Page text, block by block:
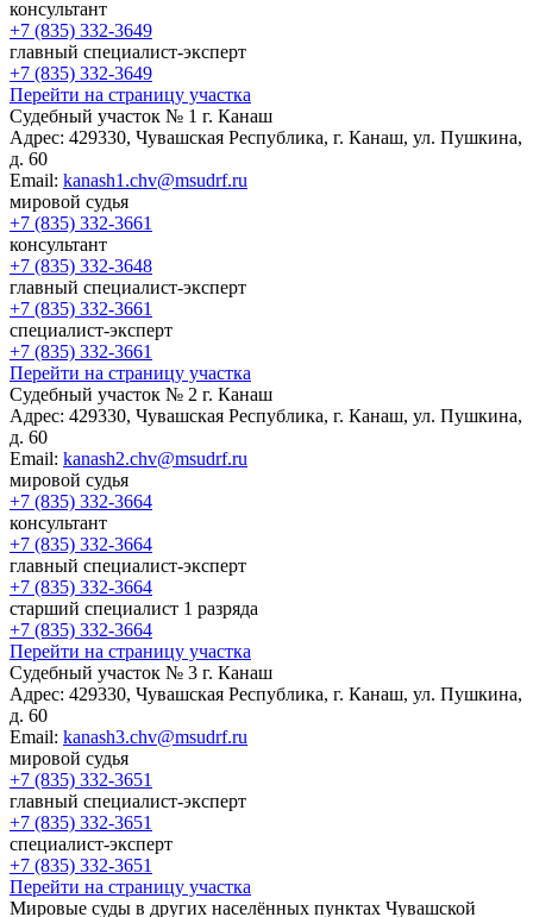
консультант
+7 (835) 332-3649
главный специалист-эксперт
+7 (835) 332-3649
Перейти на страницу участка
Судебный участок № 1 г. Канаш
Адрес: 429330, Чувашская Республика, г. Канаш, ул. Пушкина,
д. 60
Email: kanash1.chv@msudrf.ru
мировой судья
+7 (835) 332-3661
консультант
+7 (835) 332-3648
главный специалист-эксперт
+7 (835) 332-3661
специалист-эксперт
+7 (835) 332-3661
Перейти на страницу участка
Судебный участок № 2 г. Канаш
Адрес: 429330, Чувашская Республика, г. Канаш, ул. Пушкина,
д. 60
Email: kanash2.chv@msudrf.ru
мировой судья
+7 (835) 332-3664
консультант
+7 (835) 332-3664
главный специалист-эксперт
+7 (835) 332-3664
старший специалист 1 разряда
+7 (835) 332-3664
Перейти на страницу участка
Судебный участок № 3 г. Канаш
Адрес: 429330, Чувашская Республика, г. Канаш, ул. Пушкина,
д. 60
Email: kanash3.chv@msudrf.ru
мировой судья
+7 (835) 332-3651
главный специалист-эксперт
+7 (835) 332-3651
специалист-эксперт
+7 (835) 332-3651
Перейти на страницу участка
Мировые суды в других населённых пунктах Чувашской